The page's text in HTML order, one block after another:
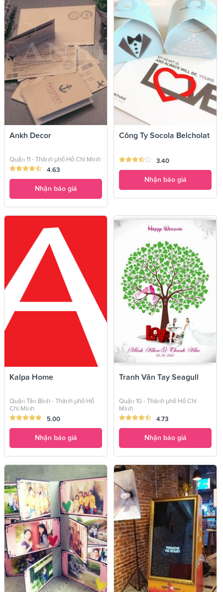
Ankh Decor
Quận 11 - Thành phố Hồ Chí Minh
4.63
Nhận báo giá
Công Ty Socola Belcholat
3.40
Nhận báo giá
Kalpa Home
Quận Tân Bình - Thành phố Hồ
Chí Minh
5.00
Nhận báo giá
Tranh Vân Tay Seagull
Quận 10 - Thành phố Hồ Chí
Minh
4.73
Nhận báo giá